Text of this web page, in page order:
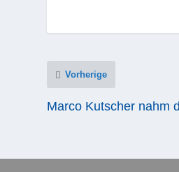
Vorherige
Marco Kutscher nahm